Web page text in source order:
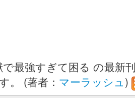
最強すぎて困る の最新
。 (著者： マーラッシュ)